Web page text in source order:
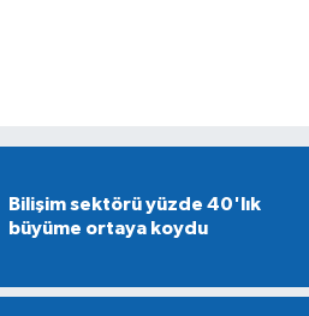
Bilişim sektörü yüzde 40'lık
büyüme ortaya koydu